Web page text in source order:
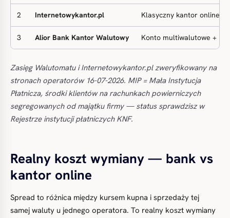
2 Internetowykantor.pl Klasyczny kantor online
3 Alior Bank Kantor Walutowy Konto multiwalutowe +
Zasięg Walutomatu i Internetowykantor.pl zweryfikowany na
stronach operatorów 16-07-2026. MIP = Mała Instytucja
Płatnicza, środki klientów na rachunkach powierniczych
segregowanych od majątku firmy — status sprawdzisz w
Rejestrze instytucji płatniczych KNF.
Realny koszt wymiany — bank vs
kantor online
Spread to różnica między kursem kupna i sprzedaży tej
samej waluty u jednego operatora. To realny koszt wymiany